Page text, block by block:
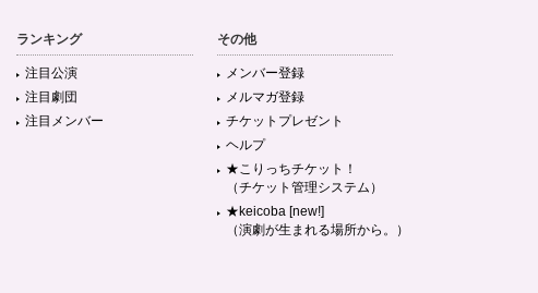
ランキング
注目公演
注目劇団
注目メンバー
その他
メンバー登録
メルマガ登録
チケットプレゼント
ヘルプ
★こりっちチケット！
（チケット管理システム）
★keicoba [new!]
（演劇が生まれる場所から。）